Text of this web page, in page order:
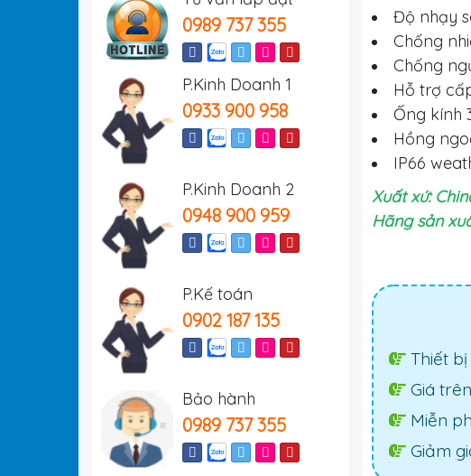
Độ nhạy
Chống
Chống
Hỗ trợ
Ống kính
Hồng
IP66
Xuất xứ:
Hãng sản
Thiết
Giá
Miễn
Giảm
0989 737 355
P.Kinh Doanh 1
0933 900 958
P.Kinh Doanh 2
0948 900 959
P.Kế toán
0902 187 135
Bảo hành
0989 737 355